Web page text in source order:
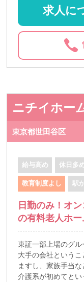
求人に
ニチイホー
東京都世田谷区
給与高め 休日多
教育制度よし 駅
日勤のみ！オ
の有料老人ホー
東証一部上場のグル
大手の会社という
ますし、家族手当
介護系が初めてとい